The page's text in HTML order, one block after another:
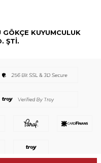
GÖKÇE KUYUMCULUK
ŞTİ.